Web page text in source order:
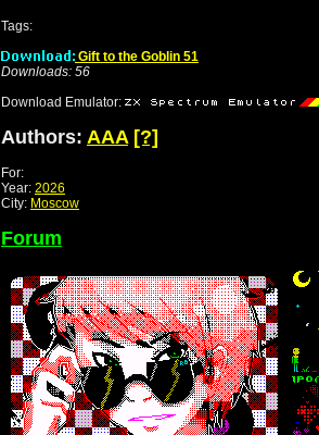
Tags:
Gift to the Goblin 51
Downloads: 56
Download Emulator:
Authors: AAA [?]
For:
Year: 2026
City: Moscow
Forum